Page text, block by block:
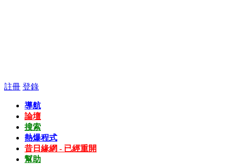
註冊 登錄
導航
論壇
搜索
熱爆程式
昔日緣網 - 已經重開
幫助